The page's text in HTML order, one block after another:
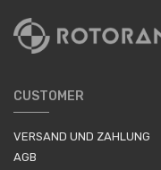
CUSTOMER
VERSAND UND ZAHLUNG
AGB